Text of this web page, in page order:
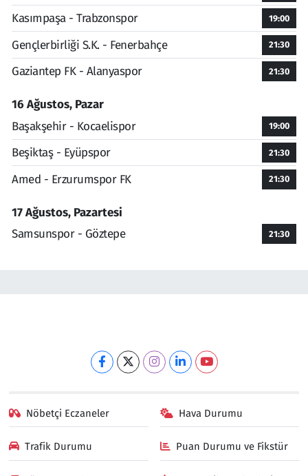
Kasımpaşa - Trabzonspor 19:00
Gençlerbirliği S.K. - Fenerbahçe 21:30
Gaziantep FK - Alanyaspor 21:30
16 Ağustos, Pazar
Başakşehir - Kocaelispor
19:00
Beşiktaş - Eyüpspor 21:30
Amed - Erzurumspor FK 21:30
17 Ağustos, Pazartesi
Samsunspor - Göztepe
21:30
Nöbetçi Eczaneler Hava Durumu
Trafik Durumu Puan Durumu ve Fikstür